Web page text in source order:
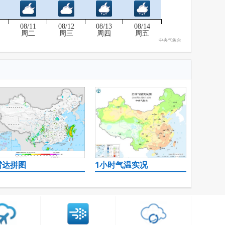
08/11
周二
08/12
周三
08/13
周四
08/14
周五
中央气象台
拼图 1小时气温实况